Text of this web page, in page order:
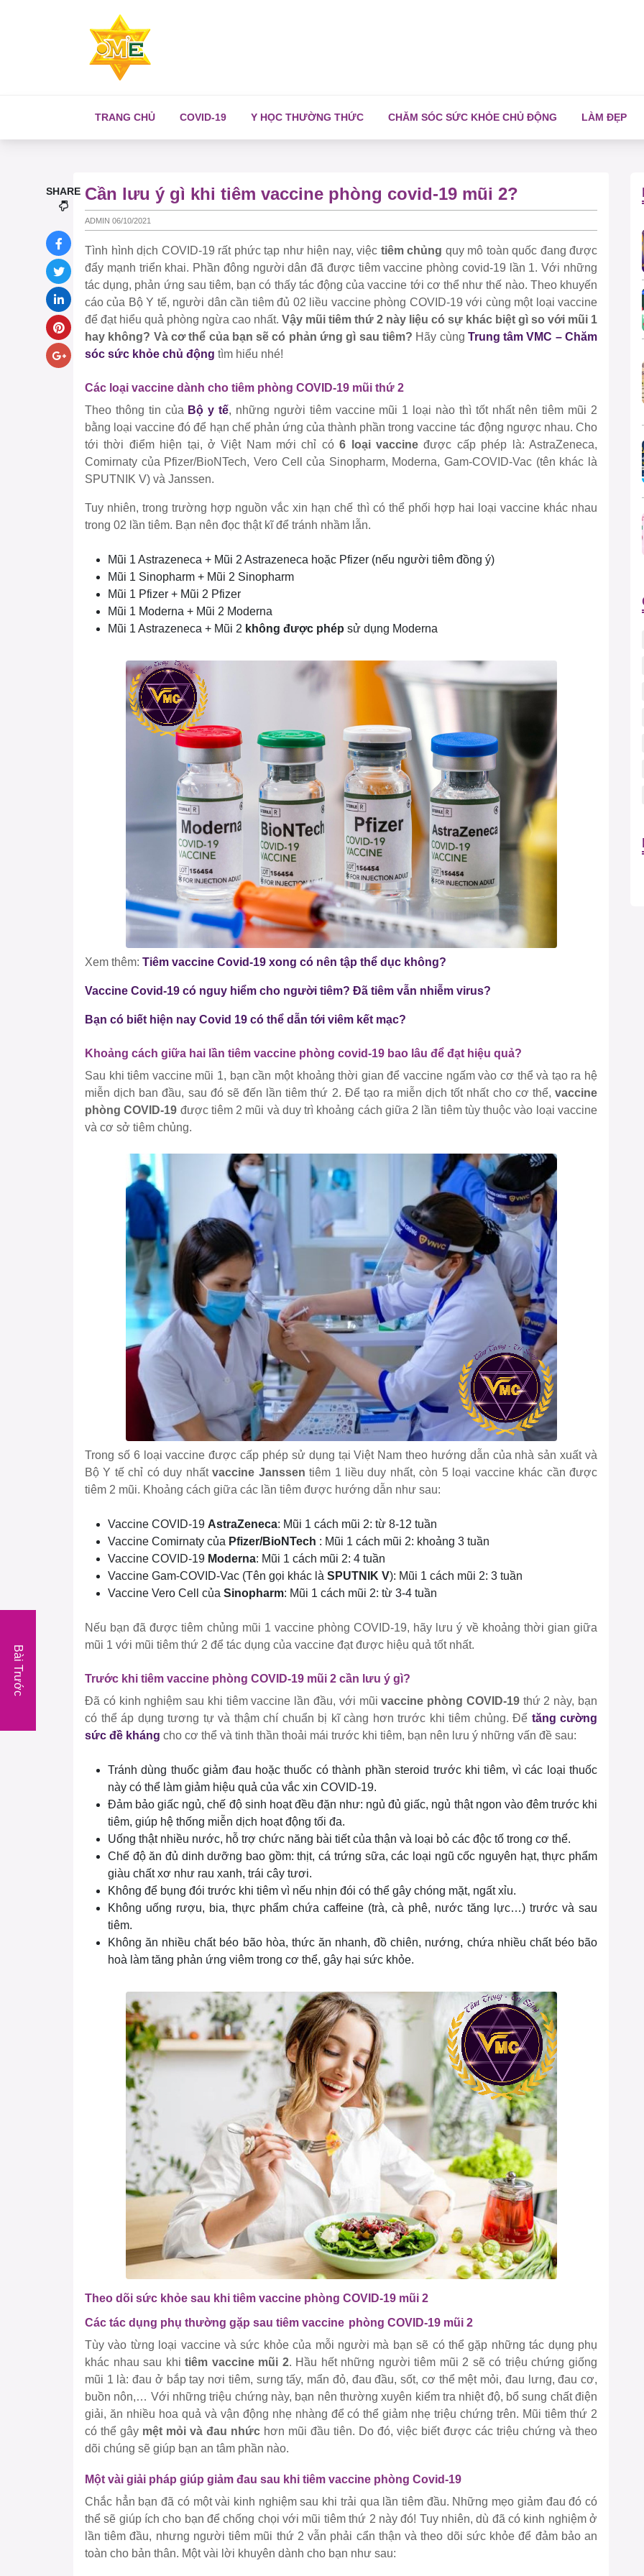
TRANG CHỦ COVID-19 Y HỌC THƯỜNG THỨC CHĂM SÓC SỨC KHỎE CHỦ ĐỘNG LÀM ĐẸP
Cần lưu ý gì khi tiêm vaccine phòng covid-19 mũi 2?
ADMIN 06/10/2021
Tình hình dịch COVID-19 rất phức tạp như hiện nay, việc tiêm chủng quy mô toàn quốc đang được
đẩy mạnh triển khai. Phần đông người dân đã được tiêm vaccine phòng covid-19 lần 1. Với những
tác dụng, phản ứng sau tiêm, bạn có thấy tác động của vaccine tới cơ thể như thế nào. Theo khuyến
cáo của Bộ Y tế, người dân cần tiêm đủ 02 liều vaccine phòng COVID-19 với cùng một loại vaccine
để đạt hiểu quả phòng ngừa cao nhất. Vậy mũi tiêm thứ 2 này liệu có sự khác biệt gì so với mũi 1
hay không? Và cơ thể của bạn sẽ có phản ứng gì sau tiêm? Hãy cùng Trung tâm VMC – Chăm
sóc sức khỏe chủ động tìm hiểu nhé!
Các loại vaccine dành cho tiêm phòng COVID-19 mũi thứ 2
Theo thông tin của Bộ y tế, những người tiêm vaccine mũi 1 loại nào thì tốt nhất nên tiêm mũi 2
bằng loại vaccine đó để hạn chế phản ứng của thành phần trong vaccine tác động ngược nhau. Cho
tới thời điểm hiện tại, ở Việt Nam mới chỉ có6 loại vaccine được cấp phép là:AstraZeneca,
Comirnaty của Pfizer/BioNTech, Vero Cell của Sinopharm, Moderna, Gam-COVID-Vac (tên khác là
SPUTNIK V) và Janssen.
Tuy nhiên, trong trường hợp nguồn vắc xin hạn chế thì có thể phối hợp hai loại vaccine khác nhau
trong 02 lần tiêm. Bạn nên đọc thật kĩ để tránh nhầm lẫn.
Mũi 1 Astrazeneca + Mũi 2 Astrazeneca hoặc Pfizer (nếu người tiêm đồng ý)
Mũi 1 Sinopharm + Mũi 2 Sinopharm
Mũi 1 Pfizer + Mũi 2 Pfizer
Mũi 1 Moderna + Mũi 2 Moderna
Mũi 1 Astrazeneca + Mũi 2 không được phép sử dụng Moderna
Xem thêm: Tiêm vaccine Covid-19 xong có nên tập thể dục không?
Vaccine Covid-19 có nguy hiểm cho người tiêm? Đã tiêm vẫn nhiễm virus?
Bạn có biết hiện nay Covid 19 có thể dẫn tới viêm kết mạc?
Khoảng cách giữa hai lần tiêm vaccine phòng covid-19 bao lâu để đạt hiệu quả?
Sau khi tiêm vaccine mũi 1, bạn cần một khoảng thời gian để vaccine ngấm vào cơ thể và tạo ra hệ
miễn dịch ban đầu, sau đó sẽ đến lần tiêm thứ 2. Để tạo ra miễn dịch tốt nhất cho cơ thể, vaccine
phòng COVID-19 được tiêm 2 mũi và duy trì khoảng cách giữa 2 lần tiêm tùy thuộc vào loại vaccine
và cơ sở tiêm chủng.
Trong số 6 loại vaccine được cấp phép sử dụng tại Việt Nam theo hướng dẫn của nhà sản xuất và
Bộ Y tế chỉ có duy nhấtvaccine Janssen tiêm 1 liều duy nhất, còn 5 loại vaccine khác cần được
tiêm 2 mũi. Khoảng cách giữa các lần tiêm được hướng dẫn như sau:
Vaccine COVID-19 AstraZeneca: Mũi 1 cách mũi 2: từ 8-12 tuần
Vaccine Comirnaty của Pfizer/BioNTech : Mũi 1 cách mũi 2: khoảng 3 tuần
Vaccine COVID-19 Moderna: Mũi 1 cách mũi 2: 4 tuần
Vaccine Gam-COVID-Vac (Tên gọi khác là SPUTNIK V): Mũi 1 cách mũi 2: 3 tuần
Vaccine Vero Cell của Sinopharm: Mũi 1 cách mũi 2: từ 3-4 tuần
Nếu bạn đã được tiêm chủng mũi 1 vaccine phòng COVID-19, hãy lưu ý về khoảng thời gian giữa
mũi 1 với mũi tiêm thứ 2 để tác dụng của vaccine đạt được hiệu quả tốt nhất.
Trước khi tiêm vaccine phòng COVID-19 mũi 2 cần lưu ý gì?
Đã có kinh nghiệm sau khi tiêm vaccine lần đầu, với mũivaccine phòng COVID-19thứ 2 này, bạn
có thể áp dụng tương tự và thậm chí chuẩn bị kĩ càng hơn trước khi tiêm chủng. Để tăng cường
sức đề kháng cho cơ thể và tinh thần thoải mái trước khi tiêm, bạn nên lưu ý những vấn đề sau:
Tránh dùng thuốc giảm đau hoặc thuốc có thành phần steroid trước khi tiêm, vì các loại thuốc
này có thể làm giảm hiệu quả của vắc xin COVID-19.
Đảm bảo giấc ngủ, chế độ sinh hoạt đều đặn như: ngủ đủ giấc, ngủ thật ngon vào đêm trước khi
tiêm, giúp hệ thống miễn dịch hoạt động tối đa.
Uống thật nhiều nước, hỗ trợ chức năng bài tiết của thận và loại bỏ các độc tố trong cơ thể.
Chế độ ăn đủ dinh dưỡng bao gồm: thịt, cá trứng sữa, các loại ngũ cốc nguyên hạt, thực phẩm
giàu chất xơ như rau xanh, trái cây tươi.
Không để bụng đói trước khi tiêm vì nếu nhịn đói có thể gây chóng mặt, ngất xỉu.
Không uống rượu, bia, thực phẩm chứa caffeine (trà, cà phê, nước tăng lực…) trước và sau
tiêm.
Không ăn nhiều chất béo bão hòa, thức ăn nhanh, đồ chiên, nướng, chứa nhiều chất béo bão
hoà làm tăng phản ứng viêm trong cơ thể, gây hại sức khỏe.
Theo dõi sức khỏe sau khi tiêm vaccine phòng COVID-19 mũi 2
Các tác dụng phụ thường gặp sau tiêm vaccine phòng COVID-19 mũi 2
Tùy vào từng loại vaccine và sức khỏe của mỗi người mà bạn sẽ có thể gặp những tác dụng phụ
khác nhau sau khi tiêm vaccine mũi 2. Hầu hết những người tiêm mũi 2 sẽ có triệu chứng giống
mũi 1 là:đau ở bắp tay nơi tiêm, sưng tấy, mẩn đỏ, đau đầu, sốt, cơ thể mệt mỏi, đau lưng, đau cơ,
buồn nôn,… Với những triệu chứng này, bạn nên thường xuyên kiểm tra nhiệt độ, bổ sung chất điện
giải, ăn nhiều hoa quả và vận động nhẹ nhàng để có thể giảm nhẹ triệu chứng trên. Mũi tiêm thứ 2
có thể gây mệt mỏi và đau nhức hơn mũi đầu tiên. Do đó, việc biết được các triệu chứng và theo
dõi chúng sẽ giúp bạn an tâm phần nào.
Một vài giải pháp giúp giảm đau sau khi tiêm vaccine phòng Covid-19
Chắc hẳn bạn đã có một vài kinh nghiệm sau khi trải qua lần tiêm đầu. Những mẹo giảm đau đó có
thể sẽ giúp ích cho bạn để chống chọi với mũi tiêm thứ 2 này đó! Tuy nhiên, dù đã có kinh nghiệm ở
lần tiêm đầu, nhưng người tiêm mũi thứ 2 vẫn phải cẩn thận và theo dõi sức khỏe để đảm bảo an
toàn cho bản thân. Một vài lời khuyên dành cho bạn như sau:
SHARE
Bài Trước